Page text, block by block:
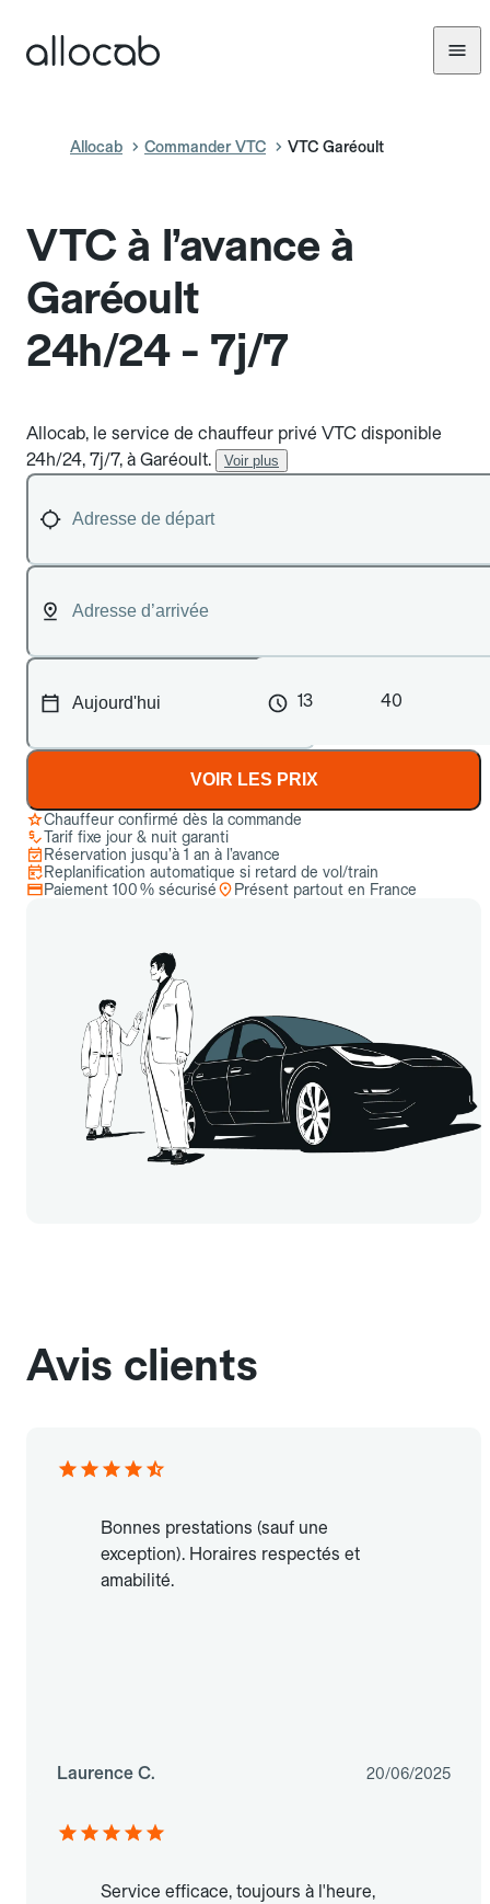
Allocab Commander VTC VTC Garéoult
VTC à l’avance à
Garéoult
24h/24 - 7j/7
Allocab, le service de chauffeur privé VTC disponible
24h/24, 7j/7, à Garéoult.
Voir plus
13 40
VOIR LES PRIX
Chauffeur confirmé dès la commande
Tarif fixe jour & nuit garanti
Réservation jusqu’à 1 an à l’avance
Replanification automatique si retard de vol/train
Paiement 100 % sécurisé
Présent partout en France
Avis clients
Bonnes prestations (sauf une
exception). Horaires respectés et
amabilité.
Laurence C. 20/06/2025
Service efficace, toujours à l'heure,